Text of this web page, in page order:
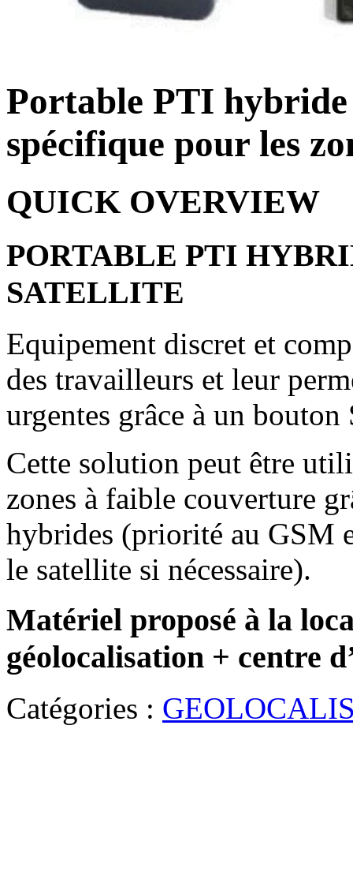
Portable PTI
spécifique pour les
QUICK OVERVIEW
PORTABLE PTI
SATELLITE
Equipement discret et
des travailleurs et leur
urgentes grâce à un bouton
Cette solution peut être
zones à faible couverture
hybrides (priorité au GSM
le satellite si nécessaire).
Matériel proposé à la
géolocalisation + centre
Catégories :